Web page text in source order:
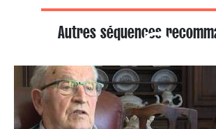
Autres séquences